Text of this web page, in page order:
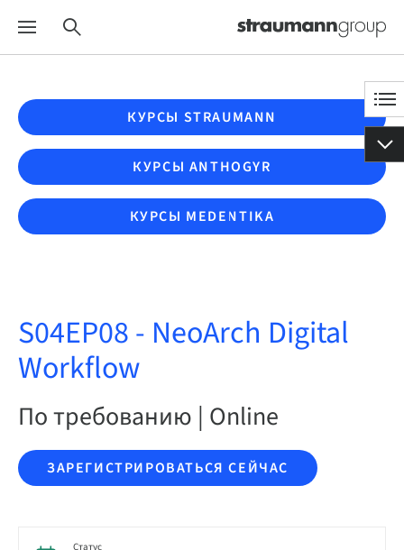
КУРСЫ STRAUMANN
КУРСЫ ANTHOGYR
КУРСЫ MEDENTIKA
S04EP08 - NeoArch Digital
Workflow
По требованию | Online
ЗАРЕГИСТРИРОВАТЬСЯ СЕЙЧАС
Статус